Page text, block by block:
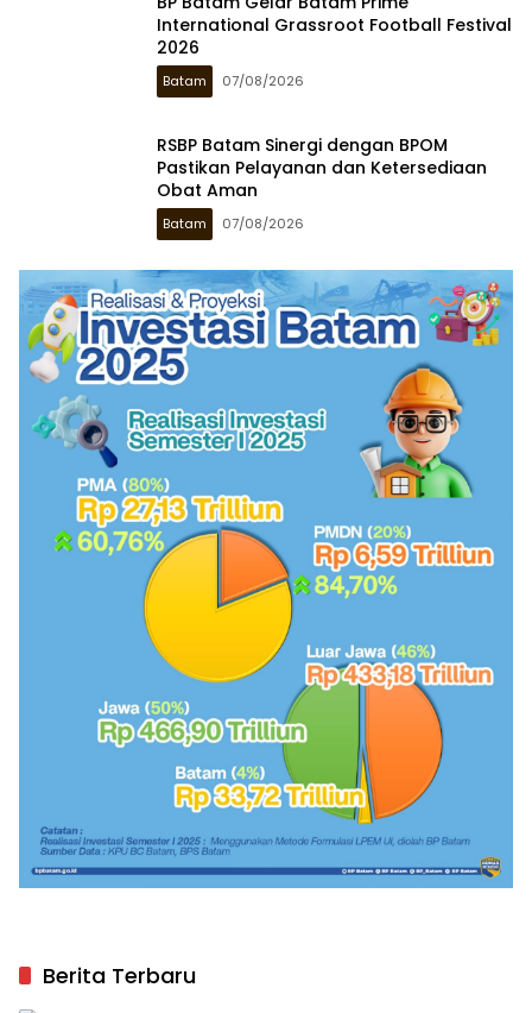
International Grassroot Football Festival
2026
Batam 07/08/2026
RSBP Batam Sinergi dengan BPOM
Pastikan Pelayanan dan Ketersediaan
Obat Aman
Batam 07/08/2026
Berita Terbaru